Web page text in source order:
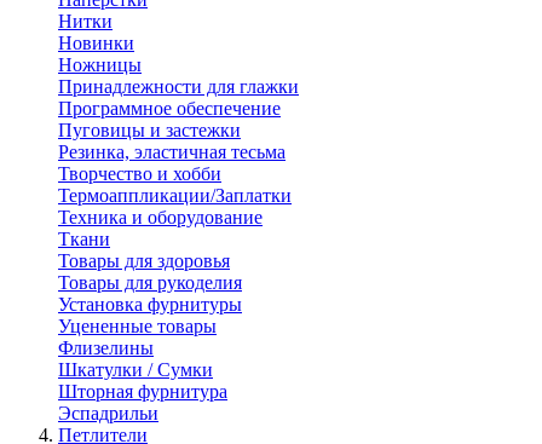
Нитки
Новинки
Ножницы
Принадлежности для глажки
Программное обеспечение
Пуговицы и застежки
Резинка, эластичная тесьма
Творчество и хобби
Термоаппликации/Заплатки
Техника и оборудование
Ткани
Товары для здоровья
Товары для рукоделия
Установка фурнитуры
Уцененные товары
Флизелины
Шкатулки / Сумки
Шторная фурнитура
Эспадрильи
Петлители